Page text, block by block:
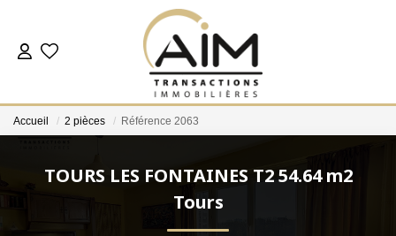
ACHETER
NOS AGENCES
Accueil 2 pièces Référence 2063
TOURS LES FONTAINES T2 54.64 m2
Tours